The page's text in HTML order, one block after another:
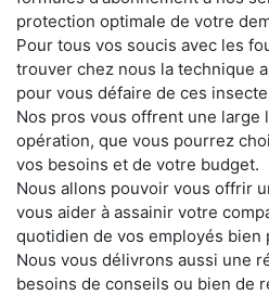
protection optimale de votre
Pour tous vos soucis avec les
trouver chez nous la technique
pour vous défaire de ces
Nos pros vous offrent une large
opération, que vous pourrez
vos besoins et de votre budget.
Nous allons pouvoir vous offrir
vous aider à assainir votre
quotidien de vos employés bien
Nous vous délivrons aussi une
besoins de conseils ou bien de